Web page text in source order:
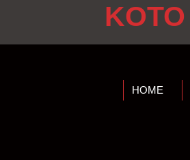
KOTO
HOME